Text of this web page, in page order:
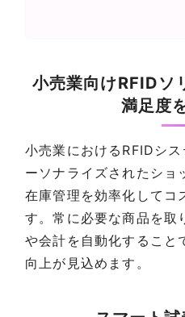
小売業向けRFIDソ
満足度
小売業におけるRFIDシ
ーソナライズされたショ
在庫管理を効率化してコ
す。常に必要な商品を取
や会計を自動化すること
向上が見込めます。